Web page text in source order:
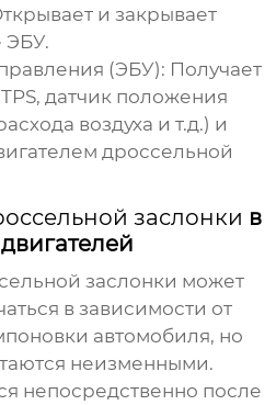
и закрывает
ЭБУ.
(ЭБУ): Получает
датчик положения
воздуха и т.д.) и
дроссельной
заслонки в
заслонки может
в зависимости от
автомобиля, но
неизменными.
непосредственно после